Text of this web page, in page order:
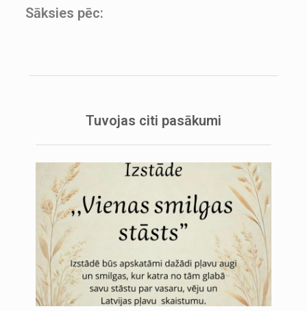
Sāksies pēc:
Tuvojas citi pasākumi